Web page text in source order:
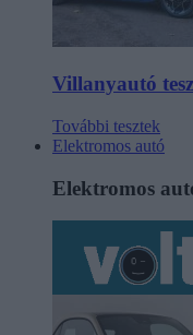
Villanyautó
További tesztek
Elektromos autó
Elektromos